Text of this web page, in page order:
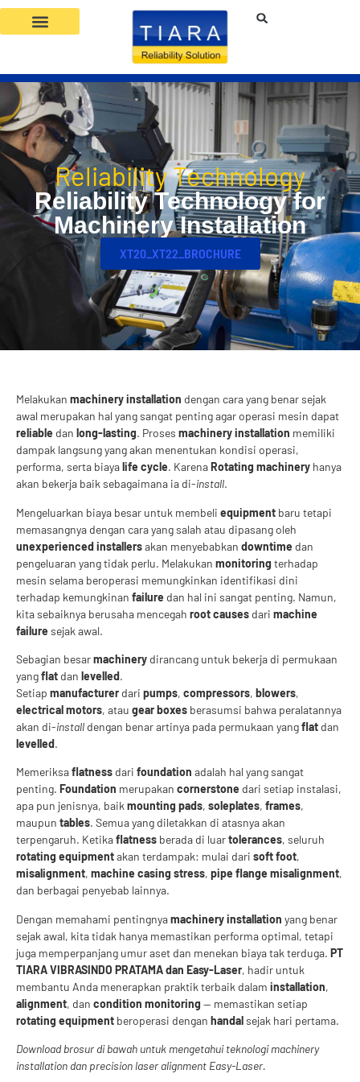
Reliability Technology
Reliability Technology for
Machinery Installation
XT20_XT22_BROCHURE
Melakukan machinery installation dengan cara yang benar sejak
awal merupakan hal yang sangat penting agar operasi mesin dapat
reliable dan long-lasting. Proses machinery installation memiliki
dampak langsung yang akan menentukan kondisi operasi,
performa, serta biayalife cycle. KarenaRotating machinery hanya
akan bekerja baik sebagaimana ia di-install.
Mengeluarkan biaya besar untuk membeli equipment baru tetapi
memasangnya dengan cara yang salah atau dipasang oleh
unexperienced installersakan menyebabkan downtime dan
pengeluaran yang tidak perlu. Melakukan monitoring terhadap
mesin selama beroperasi memungkinkan identifikasi dini
terhadap kemungkinan failure dan hal ini sangat penting. Namun,
kita sebaiknya berusaha mencegah root causes dari machine
failure sejak awal.
Sebagian besarmachinery dirancang untuk bekerja di permukaan
yangflat dan levelled.
Setiap manufacturer dari pumps, compressors, blowers,
electrical motors, atau gear boxes berasumsi bahwa peralatannya
akan di-install dengan benar artinya pada permukaan yangflat dan
levelled.
Memeriksaflatness dari foundation adalah hal yang sangat
penting. Foundation merupakan cornerstone dari setiap instalasi,
apa pun jenisnya, baik mounting pads, soleplates, frames,
maupun tables. Semua yang diletakkan di atasnya akan
terpengaruh. Ketikaflatness berada di luartolerances, seluruh
rotating equipmentakan terdampak: mulai dari soft foot,
misalignment, machine casing stress, pipe flange misalignment,
dan berbagai penyebab lainnya.
Dengan memahami pentingnyamachinery installation yang benar
sejak awal, kita tidak hanya memastikan performa optimal, tetapi
juga memperpanjang umur aset dan menekan biaya tak terduga. PT
TIARA VIBRASINDO PRATAMA dan Easy-Laser, hadir untuk
membantu Anda menerapkan praktik terbaik dalam installation,
alignment, dan condition monitoring — memastikan setiap
rotating equipment beroperasi dengan handalsejak hari pertama.
Download brosur di bawah untuk mengetahui teknologi machinery
installation dan precision laser alignment Easy-Laser.